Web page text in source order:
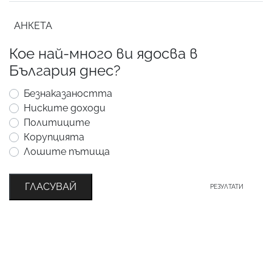
АНКЕТА
Кое най-много ви ядосва в
България днес?
Безнаказаността
Ниските доходи
Политиците
Корупцията
Лошите пътища
ГЛАСУВАЙ РЕЗУЛТАТИ